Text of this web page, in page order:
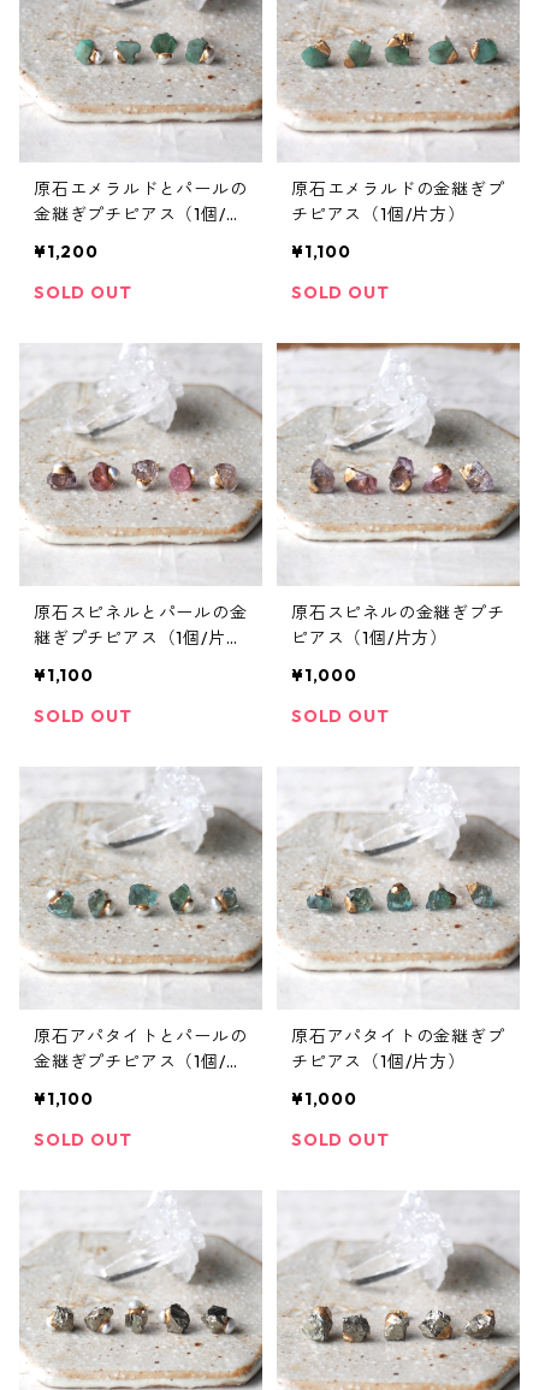
原石エメラルドとパールの
金継ぎプチピアス（1個/片
¥1,200
SOLD OUT
原石エメラルドの金継ぎプ
チピアス（1個/片方）
¥1,100
SOLD OUT
原石スピネルとパールの金
継ぎプチピアス（1個/片
¥1,100
SOLD OUT
原石スピネルの金継ぎプチ
ピアス（1個/片方）
¥1,000
SOLD OUT
原石アパタイトとパールの
金継ぎプチピアス（1個/片
¥1,100
SOLD OUT
原石アパタイトの金継ぎプ
チピアス（1個/片方）
¥1,000
SOLD OUT